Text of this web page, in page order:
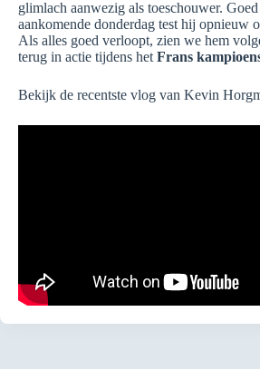
glimlach aanwezig als toeschouwer.
aankomende donderdag test hij opnieuw
Als alles goed verloopt, zien we hem
terug in actie tijdens het Frans
Bekijk de recentste vlog van Kevin